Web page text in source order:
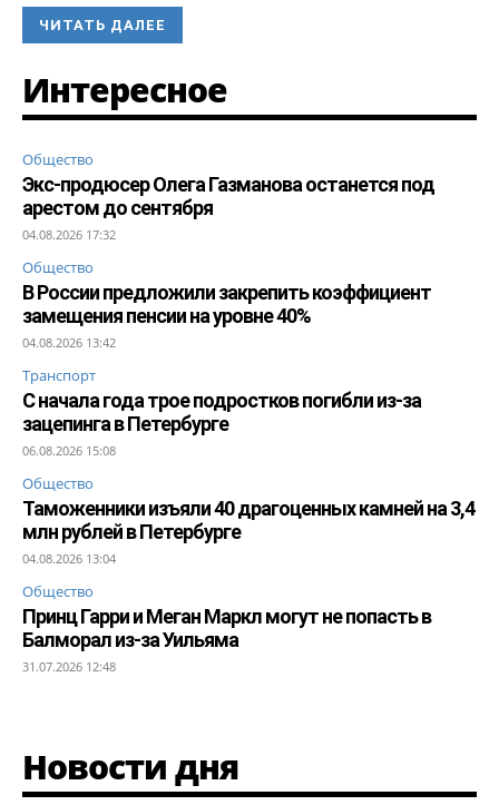
ЧИТАТЬ ДАЛЕЕ
Интересное
Общество
Экс-продюсер Олега Газманова останется под
арестом до сентября
04.08.2026 17:32
Общество
В России предложили закрепить коэффициент
замещения пенсии на уровне 40%
04.08.2026 13:42
Транспорт
С начала года трое подростков погибли из-за
зацепинга в Петербурге
06.08.2026 15:08
Общество
Таможенники изъяли 40 драгоценных камней на 3,4
млн рублей в Петербурге
04.08.2026 13:04
Общество
Принц Гарри и Меган Маркл могут не попасть в
Балморал из-за Уильяма
31.07.2026 12:48
Новости дня